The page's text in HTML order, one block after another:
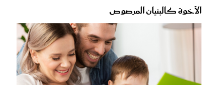
الأخوة كالبنيان المرصوص